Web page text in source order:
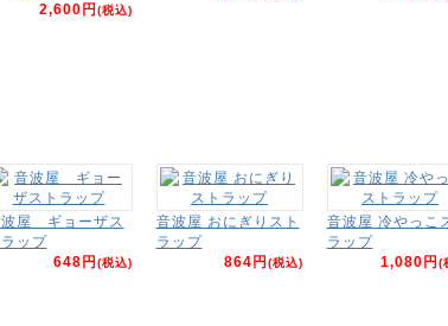
2,600円(税込)
屋 ギョーザス
ップ
648円(税込)
音波屋 おにぎりスト
ラップ
864円(税込)
音波屋 冷やっこ
ラップ
1,080円(